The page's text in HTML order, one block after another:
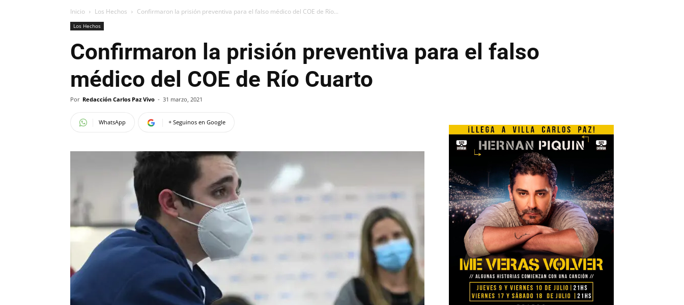
Inicio Los Hechos Confirmaron la prisión preventiva para el falso médico del COE de Río...
Los Hechos
Confirmaron la prisión preventiva para el falso
médico del COE de Río Cuarto
Por Redacción Carlos Paz Vivo - 31 marzo, 2021
WhatsApp + Seguinos en Google